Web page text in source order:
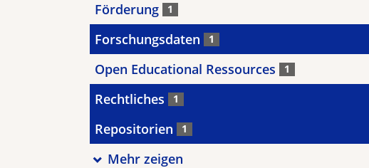
Förderung 1
Forschungsdaten 1
Open Educational Ressources 1
Rechtliches 1
Repositorien 1
Mehr zeigen